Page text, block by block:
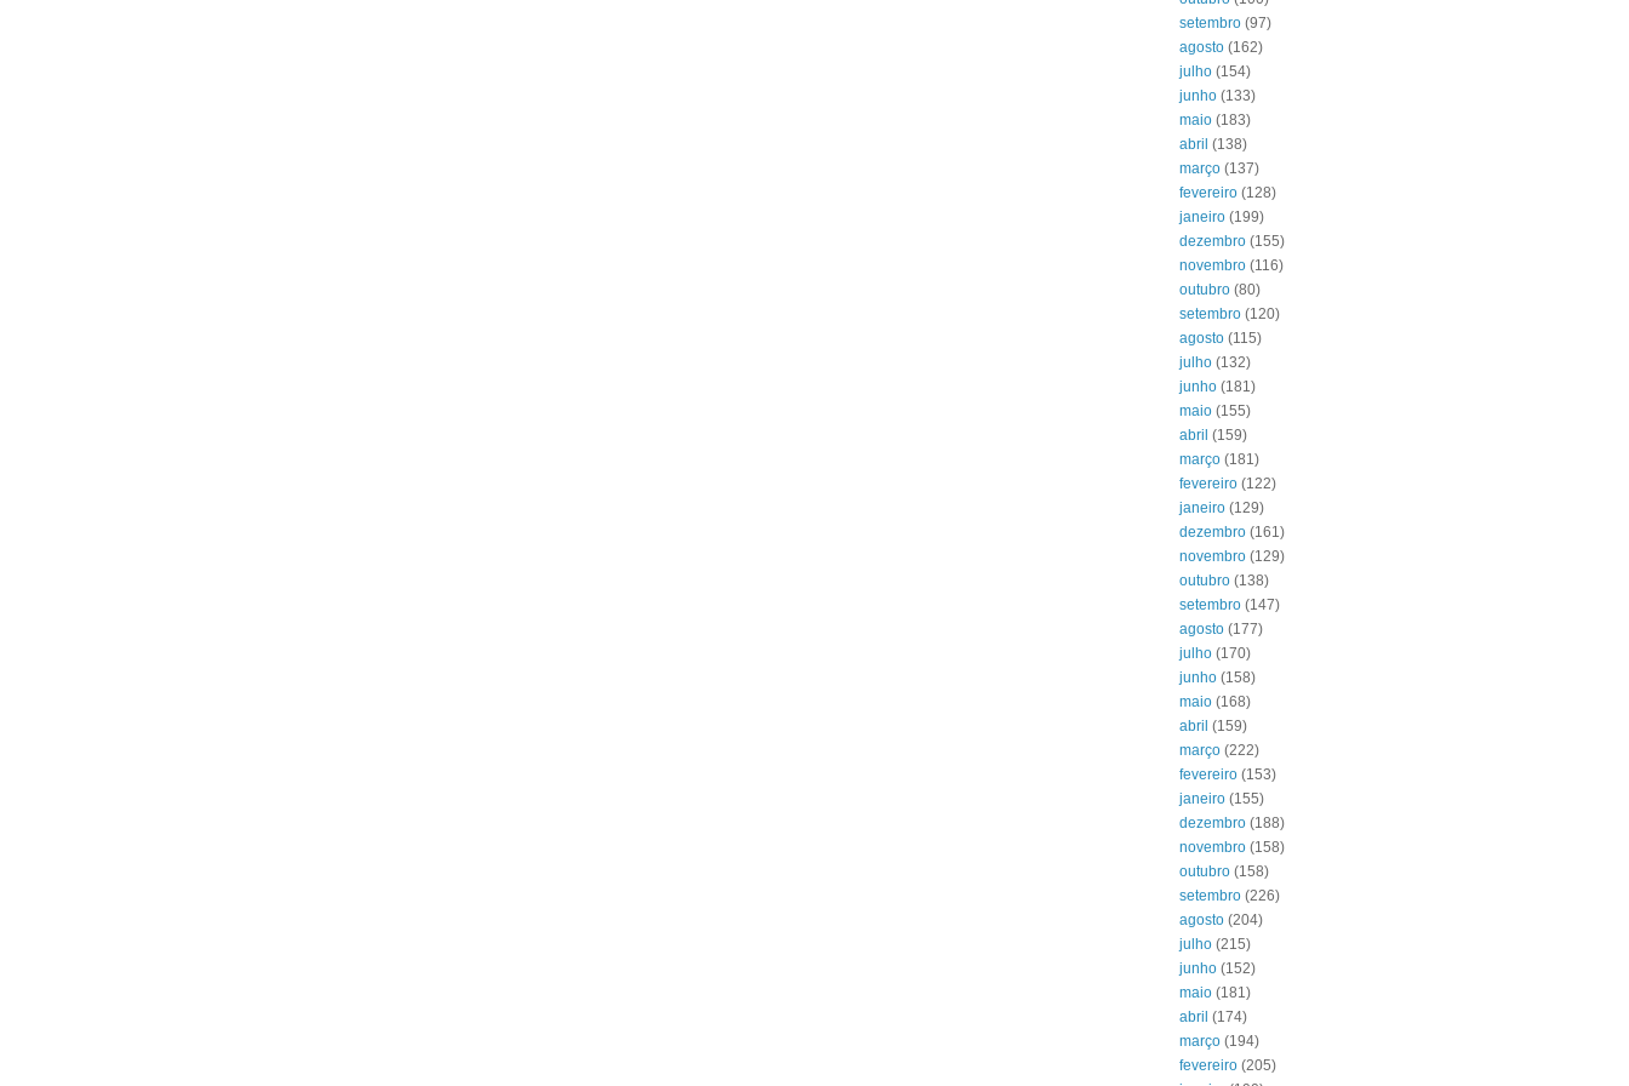
setembro (97)
agosto (162)
julho (154)
junho (133)
maio (183)
abril (138)
março (137)
fevereiro (128)
janeiro (199)
dezembro (155)
novembro (116)
outubro (80)
setembro (120)
agosto (115)
julho (132)
junho (181)
maio (155)
abril (159)
março (181)
fevereiro (122)
janeiro (129)
dezembro (161)
novembro (129)
outubro (138)
setembro (147)
agosto (177)
julho (170)
junho (158)
maio (168)
abril (159)
março (222)
fevereiro (153)
janeiro (155)
dezembro (188)
novembro (158)
outubro (158)
setembro (226)
agosto (204)
julho (215)
junho (152)
maio (181)
abril (174)
março (194)
fevereiro (205)